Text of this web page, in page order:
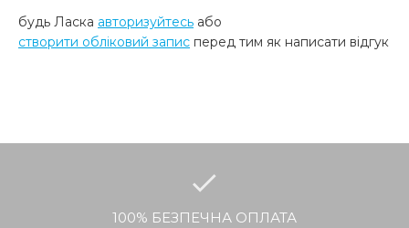
будь Ласка авторизуйтесь або
створити обліковий запис перед тим як написати відгук
100% БЕЗПЕЧНА ОПЛАТА